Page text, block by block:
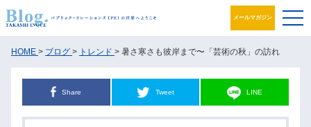
メールマガジン
ブログ
プロフィール
パブリック・リレーションズとは
HOME > ブログ > トレンド > 暑さ寒さも彼岸まで〜「芸術の秋」の訪れ
Share Tweet LINE